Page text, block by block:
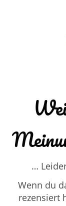
…
Wenn du
rezensiert